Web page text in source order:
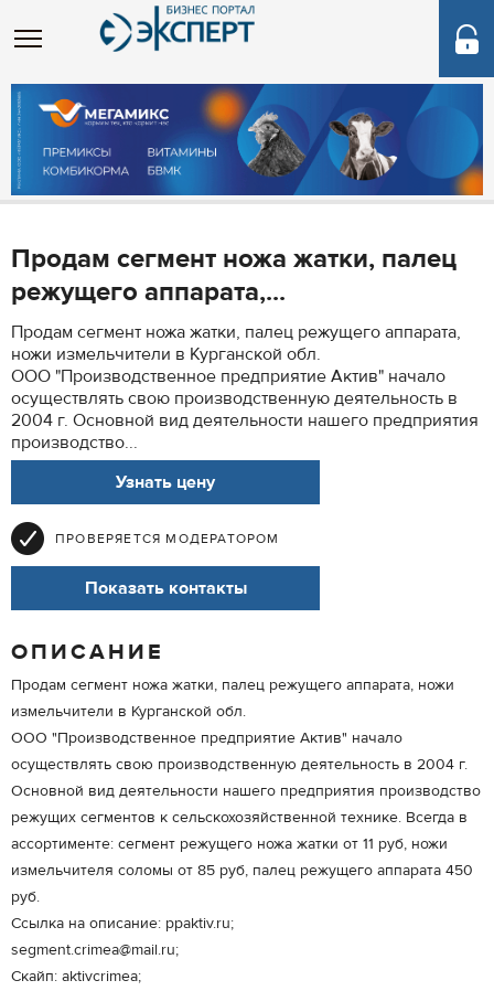
Продам сегмент ножа жатки, палец
режущего аппарата,...
Продам сегмент ножа жатки, палец режущего аппарата,
ножи измельчители в Курганской обл.
ООО "Производственное предприятие Актив" начало
осуществлять свою производственную деятельность в
2004 г. Основной вид деятельности нашего предприятия
производство...
Узнать цену
ПРОВЕРЯЕТСЯ МОДЕРАТОРОМ
Показать контакты
ОПИСАНИЕ
Продам сегмент ножа жатки, палец режущего аппарата, ножи
измельчители в Курганской обл.
ООО "Производственное предприятие Актив" начало
осуществлять свою производственную деятельность в 2004 г.
Основной вид деятельности нашего предприятия производство
режущих сегментов к сельскохозяйственной технике. Всегда в
ассортименте: сегмент режущего ножа жатки от 11 руб, ножи
измельчителя соломы от 85 руб, палец режущего аппарата 450
руб.
Ссылка на описание: ppaktiv.ru;
segment.crimea@mail.ru;
Скайп: aktivcrimea;